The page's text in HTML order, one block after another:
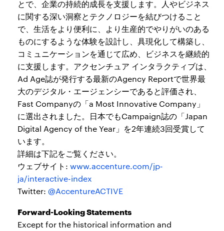
とで、企業の持続的成長を支援します。人やビジネス
に関する深い洞察とテクノロジーを結びつけること
で、生活をより便利に、より生産的でやりがいのある
ものにするような体験を設計し、具現化して構築し、
コミュニケーションを通じて広め、ビジネスを継続的
に支援します。アクセンチュア インタラクティブは、
Ad Age誌が発行する最新のAgency Reportで世界最
大のデジタル・エージェンシーであると評価され、
Fast Companyの「a Most Innovative Company」
に選出されました。日本でもCampaign誌の「Japan
Digital Agency of the Year」を2年連続3回受賞して
います。
詳細は下記をご覧ください。
ウェブサイト: www.accenture.com/jp-
ja/interactive-index
Twitter: @AccentureACTIVE
Forward-Looking Statements
Except for the historical information and